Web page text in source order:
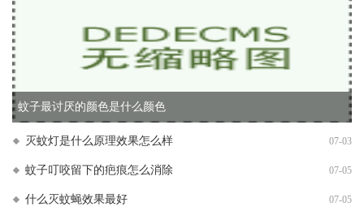
蚊子最讨厌的颜色是什么颜色
灭蚊灯是什么原理效果怎么样 07-03
蚊子叮咬留下的疤痕怎么消除 07-05
什么灭蚊蝇效果最好 07-05